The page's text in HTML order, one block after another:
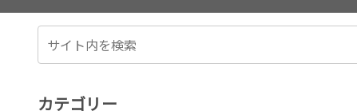
カテゴリー